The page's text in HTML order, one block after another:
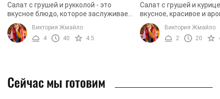
Салат с грушей и рукколой - это
вкусное блюдо, которое заслуживает
того, чтобы украсить ваш
праздничный стол. Салат не сложный
в приготовлении, ...
Виктория Жмайло
4
40 4.5
Салат с грушей и
вкусное, красивое и
блюдо, которое имеет
яркий вкус, который не
равнодушным никого. ...
Виктория Жмайло
2
20
Сейчас мы готовим